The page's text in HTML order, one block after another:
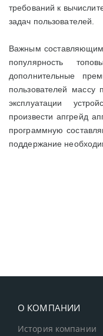
требований к
задач пользователей.
Важным
популярность
дополнительные
пользователей
эксплуатации
произвести апгрейд
программную
поддержание
О КОМПАНИИ
История компании